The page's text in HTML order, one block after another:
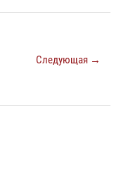
Следующая →